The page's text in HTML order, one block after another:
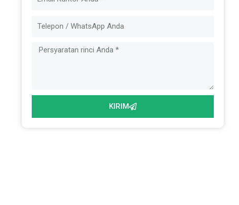
Pesan
KIRIM